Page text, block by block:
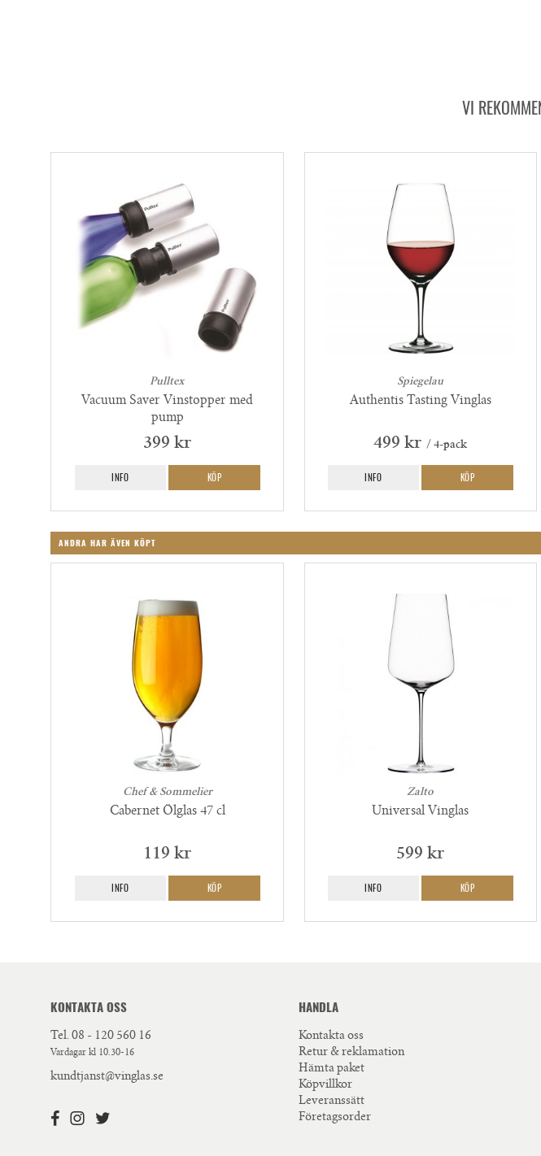
VI
Pulltex
Vacuum Saver Vinstopper med
pump
399 kr
INFO KÖP
Spiegelau
Authentis Tasting Vinglas
499 kr / 4-pack
INFO KÖP
ANDRA HAR ÄVEN KÖPT
Chef & Sommelier
Cabernet Ölglas 47 cl
119 kr
INFO KÖP
Zalto
Universal Vinglas
599 kr
INFO KÖP
KONTAKTA OSS
Tel. 08 - 120 560 16
Vardagar kl 10.30-16
kundtjanst@vinglas.se
HANDLA
Kontakta oss
Retur & reklamation
Hämta paket
Köpvillkor
Leveranssätt
Företagsorder